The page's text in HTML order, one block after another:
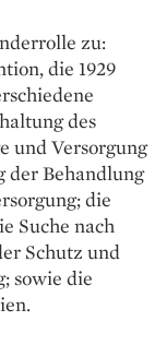
zu:
die 1929
des
und Versorgung
der Behandlung
die
Suche nach
Schutz und
sowie die